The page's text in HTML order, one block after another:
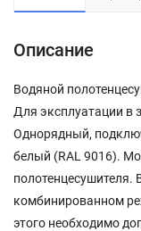
Описание
Водяной
Для эксплуатации в
Однорядный,
белый (RAL 9016).
комбинированном
этого необходимо